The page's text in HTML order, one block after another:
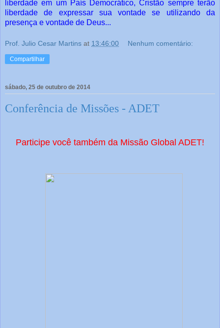
liberdade em um País Democrático, Cristão sempre terão
liberdade de expressar sua vontade se utilizando da
presença e vontade de Deus...
Prof. Julio Cesar Martins at 13:46:00 Nenhum comentário:
Compartilhar
sábado, 25 de outubro de 2014
Conferência de Missões - ADET
Participe você também da Missão Global ADET!